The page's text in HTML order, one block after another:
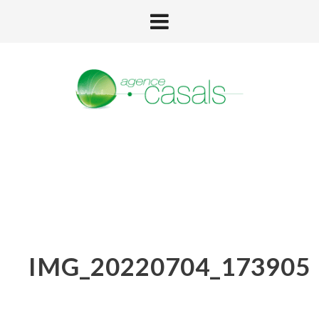
IMG_20220704_173905